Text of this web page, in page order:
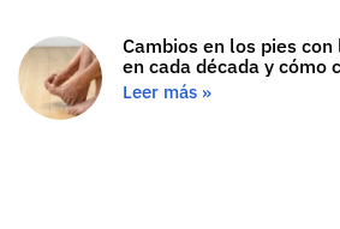
Cambios en los pies
en cada década y cómo
Leer más »